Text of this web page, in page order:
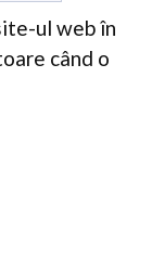
ul web în
când o